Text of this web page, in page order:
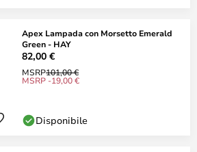
Apex Lampada con Morsetto Emerald
Green - HAY
82,00 €
MSRP101,00 €
MSRP -19,00 €
Disponibile